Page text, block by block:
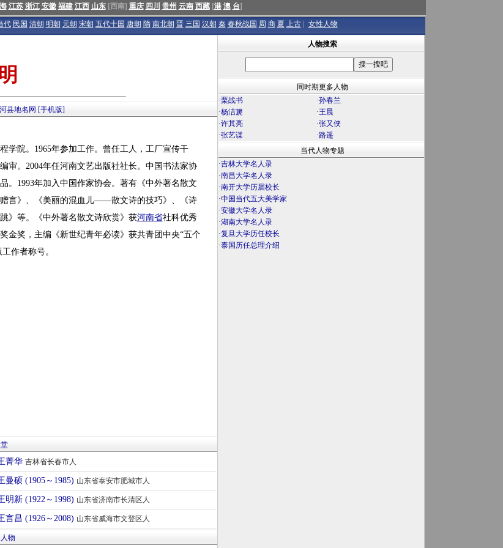
江苏 浙江 安徽 福建 江西 山东[西南] 重庆 四川 贵州 云南 西藏[港 澳 台]
代 民国 清朝 明朝 元朝 宋朝 五代十国 唐朝 隋 南北朝 晋 三国 汉朝 秦 春秋战国 周 商 夏 上古 女性人物
县地名网 [手机版]
院。1965年参加工作。曾任工人，工厂宣传干
审。2004年任河南文艺出版社社长。中国书法家协
。1993年加入中国作家协会。著有《中外著名散文
言》、《美丽的混血儿——散文诗的技巧》、《诗
》等。《中外著名散文诗欣赏》获河南省社科优秀
金奖，主编《新世纪青年必读》获共青团中央“五个
作者称号。
菁华 吉林省长春市人
曼硕 (1905～1985) 山东省泰安市肥城市人
明新 (1922～1998) 山东省济南市长清区人
言昌 (1926～2008) 山东省威海市文登区人
物
人物搜索
同时期更多人物
·栗战书 ·孙春兰
·杨洁篪 ·王晨
·许其亮 ·张又侠
·张艺谋 ·路遥
当代人物专题
·吉林大学名人录
·南昌大学名人录
·南开大学历届校长
·中国当代五大美学家
·安徽大学名人录
·湖南大学名人录
·复旦大学历任校长
·泰国历任总理介绍